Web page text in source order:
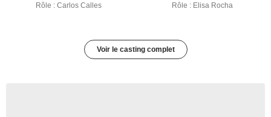
Rôle : Carlos Calles Rôle : Elisa Rocha
Voir le casting complet